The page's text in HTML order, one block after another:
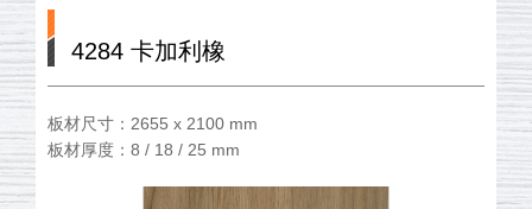
4284 卡加利橡
板材尺寸：2655 x 2100 mm
板材厚度：8 / 18 / 25 mm